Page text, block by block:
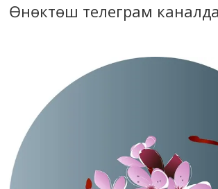
Өнөктөш телеграм